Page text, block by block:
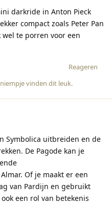
darkride in Anton Pieck
compact zoals Peter Pan
te porren voor een
Reageren
vinden dit leuk.
Symbolica uitbreiden en de
De Pagode kan je
Of je maakt er een
van Pardijn en gebruikt
een rol van betekenis